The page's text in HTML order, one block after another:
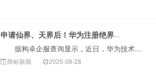
申请仙界、天界后！华为注册绝界商标
据构卓企服查询显示，近日，华为技术有限公司成功注册一枚“绝界”商标，国际分类为12类运输工具，已申请商品/服务包括：汽车车轮；汽车座椅；电动汽车；···
商标新闻 2025-08-28